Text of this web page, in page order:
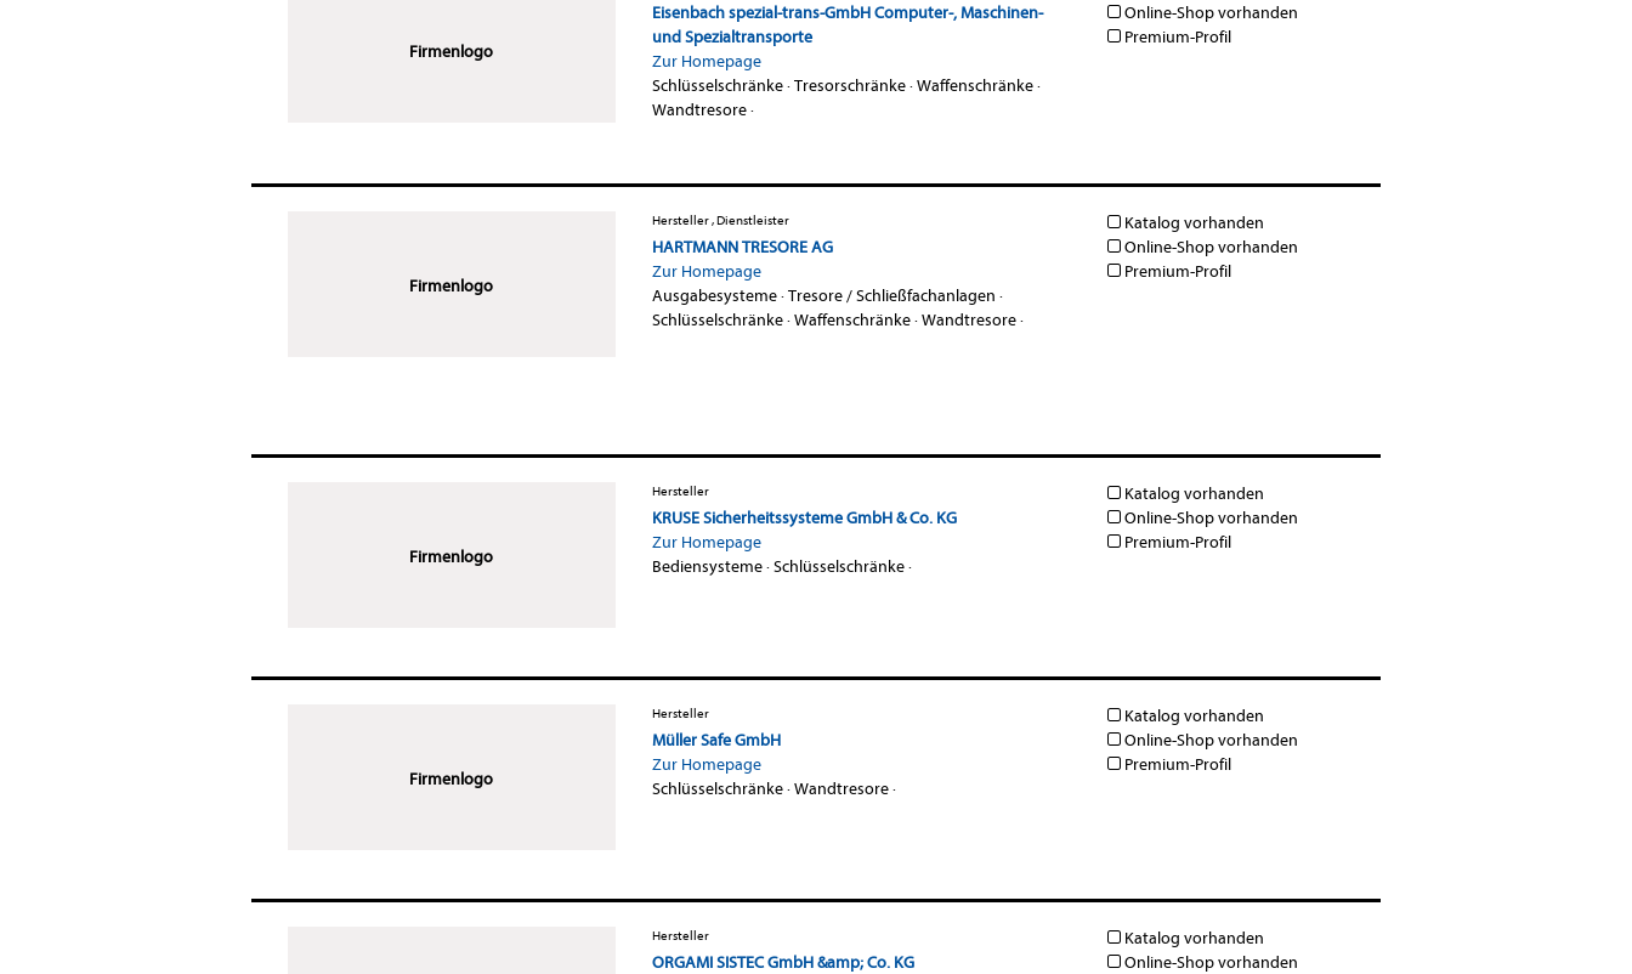
Firmenlogo
Eisenbach spezial-trans-GmbH Computer-, Maschinen-
und Spezialtransporte
Zur Homepage
Schlüsselschränke·Tresorschränke·Waffenschränke·
Wandtresore·
Online-Shop vorhanden
Premium-Profil
Firmenlogo
Hersteller , Dienstleister
HARTMANN TRESORE AG
Zur Homepage
Ausgabesysteme·Tresore / Schließfachanlagen ·
Schlüsselschränke·Waffenschränke·Wandtresore·
Katalog vorhanden
Online-Shop vorhanden
Premium-Profil
Firmenlogo
Hersteller
KRUSE Sicherheitssysteme GmbH & Co. KG
Zur Homepage
Bediensysteme·Schlüsselschränke·
Katalog vorhanden
Online-Shop vorhanden
Premium-Profil
Firmenlogo
Hersteller
Müller Safe GmbH
Zur Homepage
Schlüsselschränke·Wandtresore·
Katalog vorhanden
Online-Shop vorhanden
Premium-Profil
Hersteller
ORGAMI SISTEC GmbH &amp; Co. KG
Katalog vorhanden
Online-Shop vorhanden